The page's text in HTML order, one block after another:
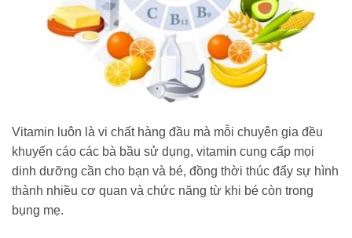
Vitamin luôn là vi chất hàng đầu mà mỗi chuyên gia đều
khuyến cáo các bà bầu sử dụng, vitamin cung cấp mọi
dinh dưỡng cần cho bạn và bé, đồng thời thúc đẩy sự hình
thành nhiều cơ quan và chức năng từ khi bé còn trong
bụng mẹ.